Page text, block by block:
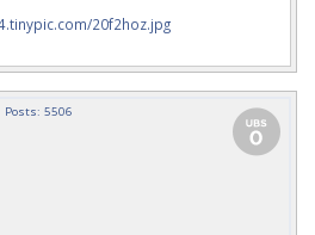
Posts: 5506